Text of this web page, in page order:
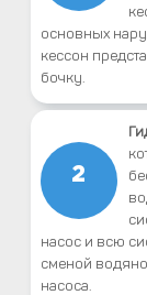
основных
кессон
бочку.
2
насос и всю
сменой
насоса.